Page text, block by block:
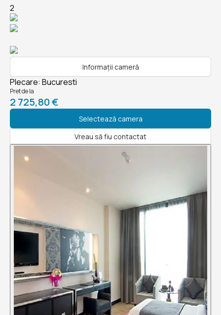
2
Informații cameră
Plecare: Bucuresti
Pret de la
2 725,80 €
Selectează camera
Vreau să fiu contactat